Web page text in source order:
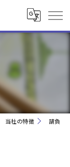
当社の特徴 請負